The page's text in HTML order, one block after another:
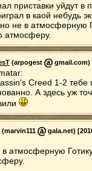
приставки уйдут
в каой небудь
не в атмосферную
атмосферу.
(arpogest gmail.com)
Creed 1-2 тебе
А здесь уж
(marvin111 gala.net)
в атмосферную